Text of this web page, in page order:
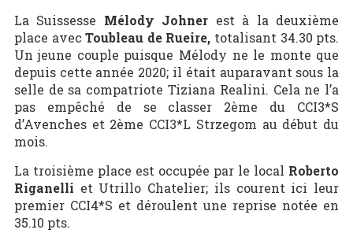
La Suissesse Mélody Johner est à la deuxième
place avecToubleau de Rueire, totalisant 34.30 pts.
Un jeune couple puisque Mélody ne le monte que
depuis cette année 2020; il était auparavant sous la
selle de sa compatriote Tiziana Realini. Cela ne l’a
pas empêché de se classer 2ème du CCI3*S
d’Avenches et 2ème CCI3*L Strzegom au début du
mois.
La troisième place est occupée par le local Roberto
Riganelli et Utrillo Chatelier; ils courent ici leur
premier CCI4*S et déroulent une reprise notée en
35.10 pts.